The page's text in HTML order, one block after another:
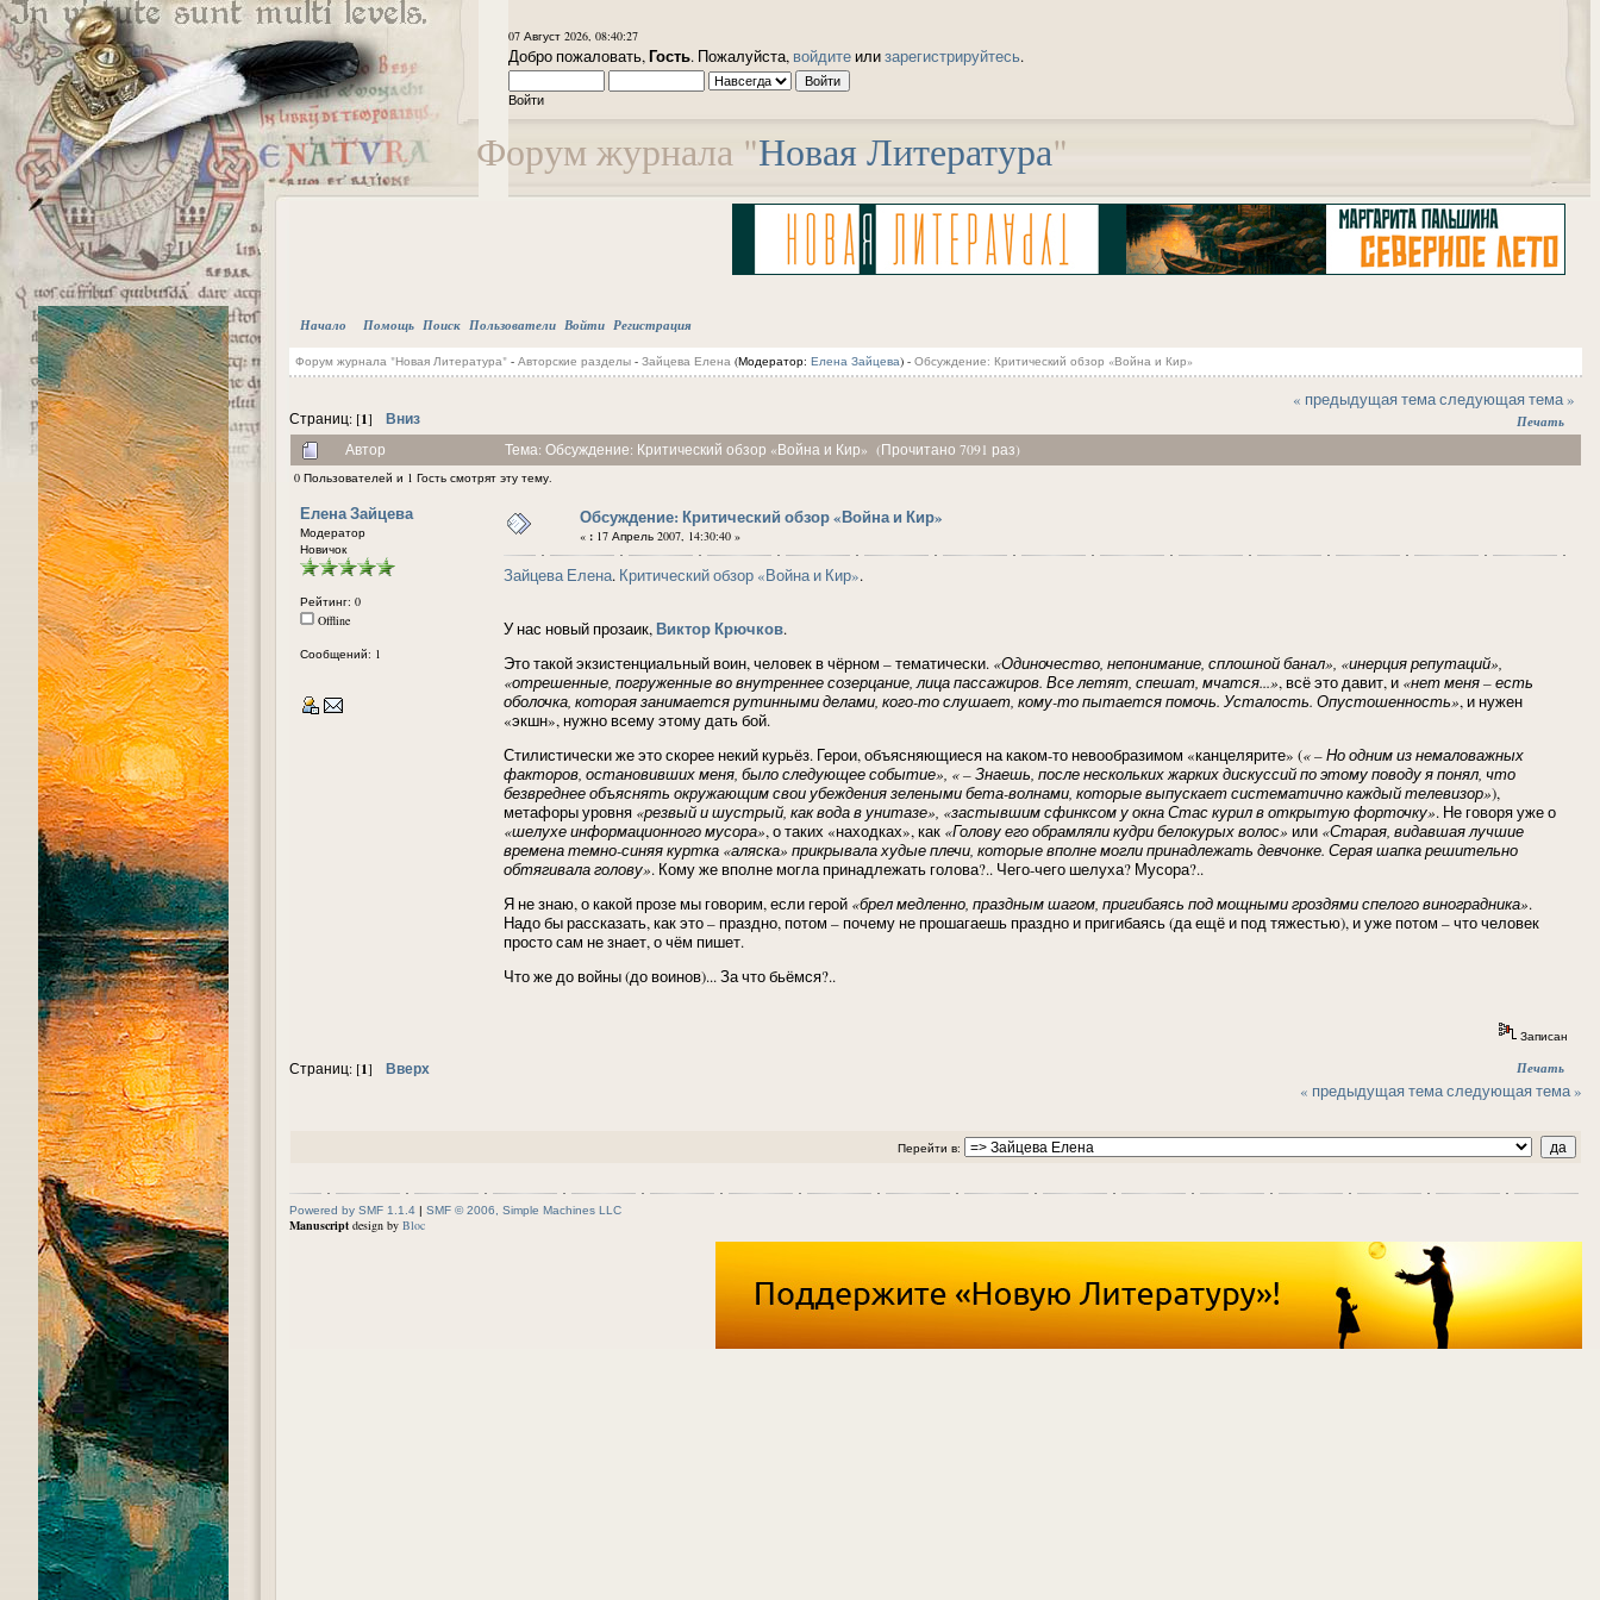
Форум журнала "Новая Литература"
07 Август 2026, 08:40:27
Добро пожаловать,Гость. Пожалуйста, войдите илизарегистрируйтесь.
Войти
Начало Помощь Поиск Пользователи Войти Регистрация
Форум журнала "Новая Литература"- Авторские разделы- Зайцева Елена(Модератор: Елена Зайцева) - Обсуждение: Критический обзор «Война и Кир»
Страниц: [1] Вниз
« предыдущая темаследующая тема »
Печать
Автор Тема: Обсуждение: Критический обзор «Война и Кир» (Прочитано 7091 раз)
0 Пользователей и 1 Гость смотрят эту тему.
Елена Зайцева
Модератор
Новичок
Рейтинг: 0
Offline
Сообщений: 1
Обсуждение: Критический обзор «Война и Кир»
« : 17 Апрель 2007, 14:30:40 »
Зайцева Елена. Критический обзор «Война и Кир».
У нас новый прозаик, Виктор Крючков.
Это такой экзистенциальный воин, человек в чёрном – тематически. «Одиночество, непонимание, сплошной банал», «инерция репутаций»,
«отрешенные, погруженные во внутреннее созерцание, лица пассажиров. Все летят, спешат, мчатся...», всё это давит, и «нет меня – есть
оболочка, которая занимается рутинными делами, кого-то слушает, кому-то пытается помочь. Усталость. Опустошенность», и нужен
«экшн», нужно всему этому дать бой.
Стилистически же это скорее некий курьёз. Герои, объясняющиеся на каком-то невообразимом «канцелярите» (« – Но одним из немаловажных
факторов, остановивших меня, было следующее событие», « – Знаешь, после нескольких жарких дискуссий по этому поводу я понял, что
безвреднее объяснять окружающим свои убеждения зелеными бета-волнами, которые выпускает систематично каждый телевизор»),
метафоры уровня «резвый и шустрый, как вода в унитазе», «застывшим сфинксом у окна Стас курил в открытую форточку». Не говоря уже о
«шелухе информационного мусора», о таких «находках», как «Голову его обрамляли кудри белокурых волос» или «Старая, видавшая лучшие
времена темно-синяя куртка «аляска» прикрывала худые плечи, которые вполне могли принадлежать девчонке. Серая шапка решительно
обтягивала голову». Кому же вполне могла принадлежать голова?.. Чего-чего шелуха? Мусора?..
Я не знаю, о какой прозе мы говорим, если герой «брел медленно, праздным шагом, пригибаясь под мощными гроздями спелого виноградника».
Надо бы рассказать, как это – праздно, потом – почему не прошагаешь праздно и пригибаясь (да ещё и под тяжестью), и уже потом – что человек
просто сам не знает, о чём пишет.
Что же до войны (до воинов)... За что бьёмся?..
Записан
Страниц: [1] Вверх Печать
« предыдущая темаследующая тема »
Перейти в:
Powered by SMF 1.1.4 | SMF © 2006, Simple Machines LLC
Manuscript design by Bloc